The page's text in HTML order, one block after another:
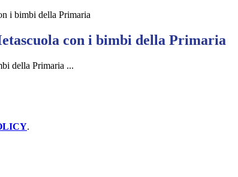
i bimbi della Primaria
con i bimbi della Primaria
della Primaria ...
.